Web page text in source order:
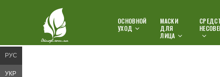
ОСНОВНОЙ
УХОД
МАСКИ
ДЛЯ
ЛИЦА
РУС
УКР